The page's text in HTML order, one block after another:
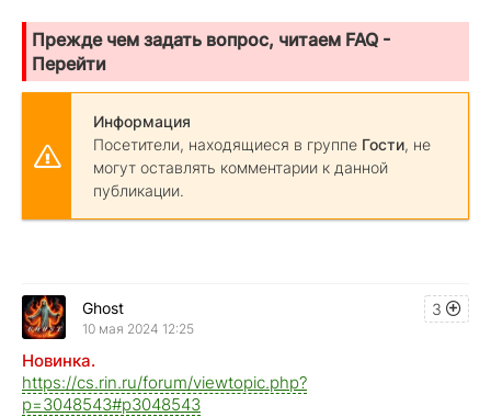
Прежде чем задать вопрос, читаем FAQ -
Перейти
Информация
Посетители, находящиеся в группе Гости, не
могут оставлять комментарии к данной
публикации.
3
Ghost
10 мая 2024 12:25
Новинка.
https://cs.rin.ru/forum/viewtopic.php?
p=3048543#p3048543